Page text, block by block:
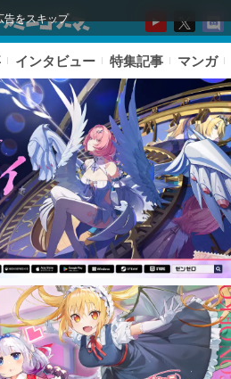
告をスキップ
記事ランキング
インタビュー 特集記事 マンガ